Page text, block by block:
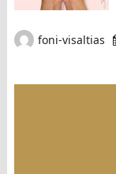
foni-visaltias